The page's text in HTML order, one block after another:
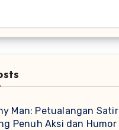
Man: Petualangan
Penuh Aksi dan Humor